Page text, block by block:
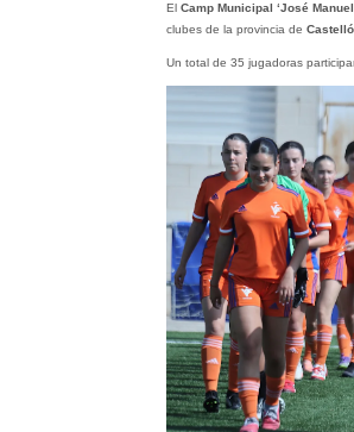
El Camp Municipal ‘José
clubes de la provincia de
Un total de 35 jugadoras